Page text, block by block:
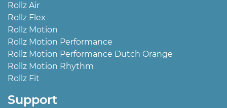
Rollz Air
Rollz Flex
Rollz Motion
Rollz Motion Performance
Rollz Motion Performance Dutch Orange
Rollz Motion Rhythm
Rollz Fit
Support